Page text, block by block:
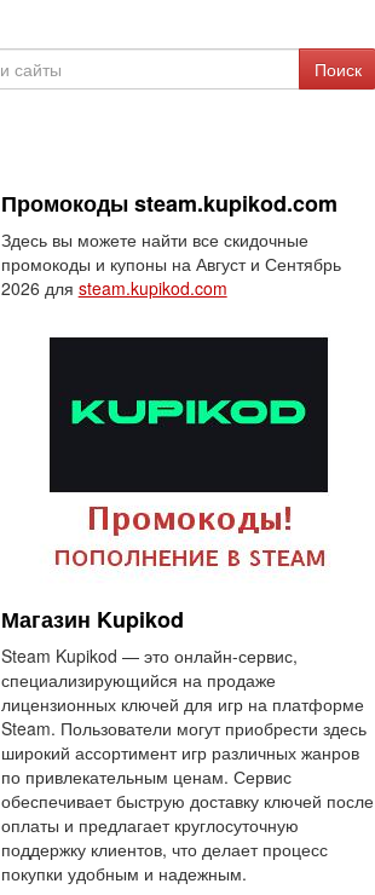
Поиск
Промокоды steam.kupikod.com
Здесь вы можете найти все скидочные
промокоды и купоны на Август и Сентябрь
2026 для steam.kupikod.com
Магазин Kupikod
Steam Kupikod — это онлайн-сервис,
специализирующийся на продаже
лицензионных ключей для игр на платформе
Steam. Пользователи могут приобрести здесь
широкий ассортимент игр различных жанров
по привлекательным ценам. Сервис
обеспечивает быструю доставку ключей после
оплаты и предлагает круглосуточную
поддержку клиентов, что делает процесс
покупки удобным и надежным.